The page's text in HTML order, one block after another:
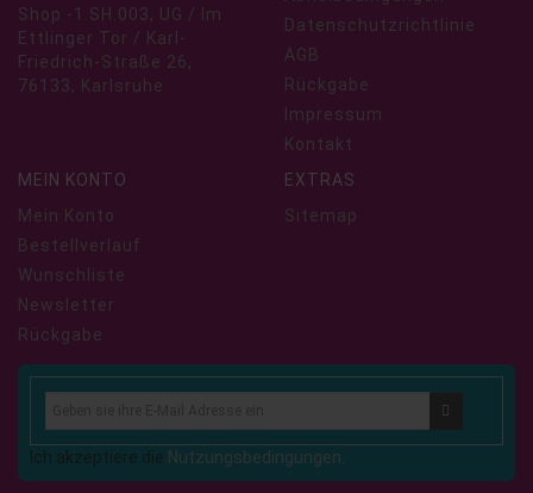
Shop -1.SH.003, UG / Im
Ettlinger Tor / Karl-
Friedrich-Straße 26,
76133, Karlsruhe
Datenschutzrichtlinie
AGB
Rückgabe
Impressum
Kontakt
MEIN KONTO
Mein Konto
Bestellverlauf
Wunschliste
Newsletter
Rückgabe
EXTRAS
Sitemap
Ich akzeptiere die Nutzungsbedingungen.